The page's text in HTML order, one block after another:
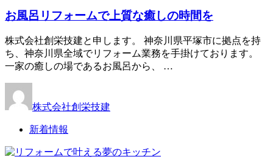
お風呂リフォームで上質な癒しの時間を
株式会社創栄技建と申します。 神奈川県平塚市に拠点を持
ち、神奈川県全域でリフォーム業務を手掛けております。
一家の癒しの場であるお風呂から、 …
株式会社創栄技建
新着情報